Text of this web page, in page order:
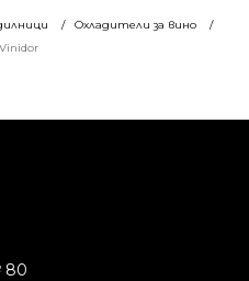
Охладители за вино
/
2794.88 лв..
/
2431.10 лв..
80